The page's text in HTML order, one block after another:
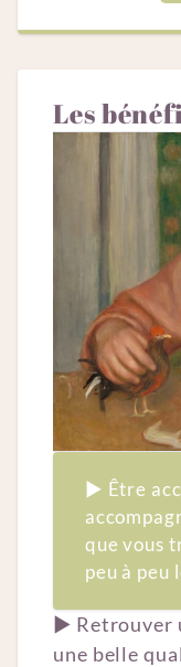
Les
▶︎ Être
que vous
peu à peu
▶︎ Retrouver
une belle